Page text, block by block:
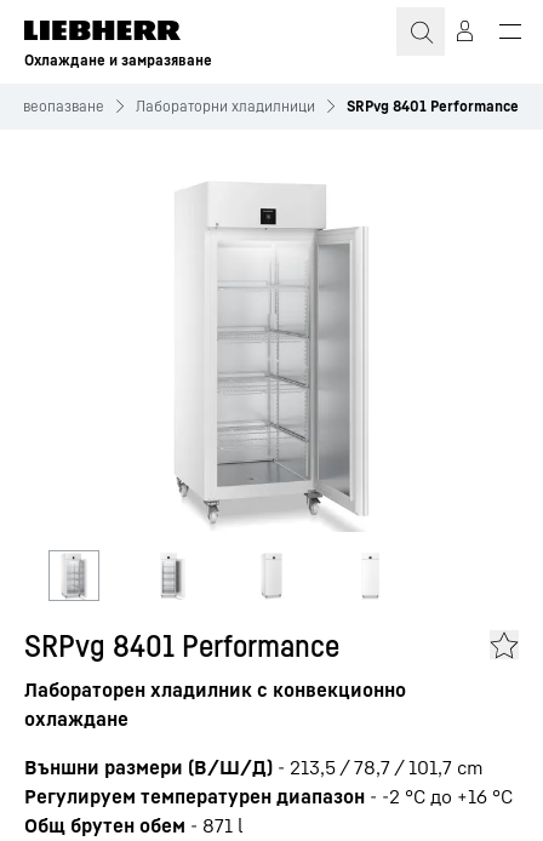
Охлаждане и замразяване
Лабораторни хладилници SRPvg 8401 Performance
SRPvg 8401 Performance
Лабораторен хладилник с конвекционно
охлаждане
Външни размери (В/Ш/Д) - 213,5 / 78,7 / 101,7 cm
Регулируем температурен диапазон - -2 °C до +16 °C
Общ брутен обем - 871 l